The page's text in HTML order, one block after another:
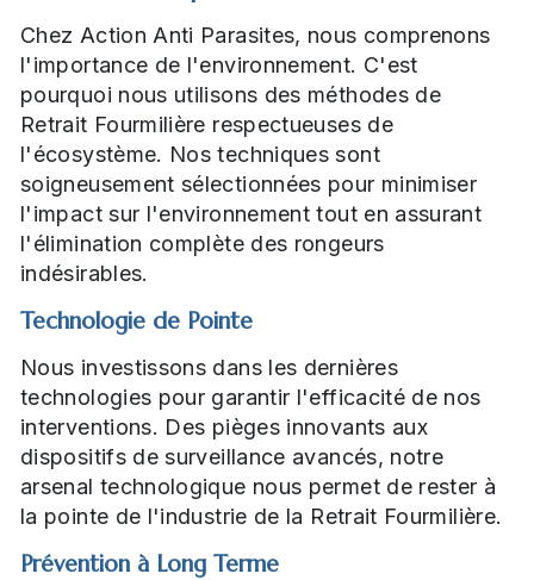
Chez Action Anti Parasites, nous comprenons
l'importance de l'environnement. C'est
pourquoi nous utilisons des méthodes de
Retrait Fourmilière respectueuses de
l'écosystème. Nos techniques sont
soigneusement sélectionnées pour minimiser
l'impact sur l'environnement tout en assurant
l'élimination complète des rongeurs
indésirables.
Technologie de Pointe
Nous investissons dans les dernières
technologies pour garantir l'efficacité de nos
interventions. Des pièges innovants aux
dispositifs de surveillance avancés, notre
arsenal technologique nous permet de rester à
la pointe de l'industrie de la Retrait Fourmilière.
Prévention à Long Terme